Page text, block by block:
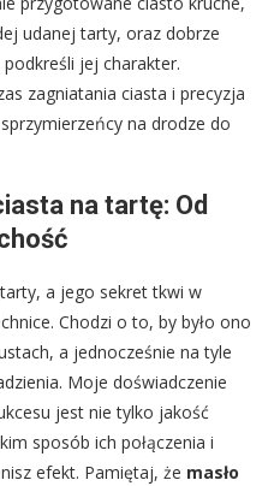
udanej tarty, oraz dobrze
jej charakter.
zagniatania ciasta i precyzja
na drodze do
na tartę: Od
a jego sekret tkwi w
Chodzi o to, by było ono
a jednocześnie na tyle
Moje doświadczenie
jest nie tylko jakość
sposób ich połączenia i
efekt. Pamiętaj, że masło